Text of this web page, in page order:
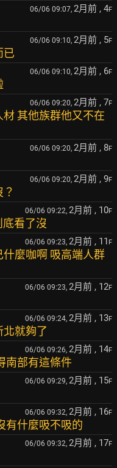
06/06 09:07, 2月前 , 4F
06/06 09:10, 2月前 , 5F
已
06/06 09:10, 2月前 , 6F
06/06 09:20, 2月前 , 7F
其他族群他又不在
06/06 09:20, 2月前 , 8F
06/06 09:20, 2月前 , 9F
06/06 09:22, 2月前 , 10F
底看了沒
06/06 09:23, 2月前 , 11 F
麼咖啊 吸高端人群
06/06 09:23, 2月前 , 12F
06/06 09:24, 2月前 , 13F
就夠了
06/06 09:26, 2月前 , 14F
南部有這條件
06/06 09:29, 2月前 , 15F
06/06 09:32, 2月前 , 16F
有什麼吸不吸的
06/06 09:32, 2月前 , 17F